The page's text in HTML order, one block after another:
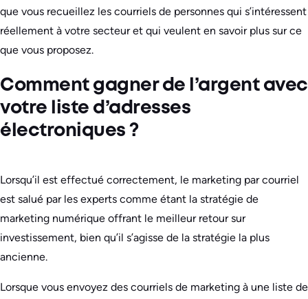
que vous recueillez les courriels de personnes qui s’intéressent
réellement à votre secteur et qui veulent en savoir plus sur ce
que vous proposez.
Comment gagner de l’argent avec
votre liste d’adresses
électroniques ?
Lorsqu’il est effectué correctement, le marketing par courriel
est salué par les experts comme étant la stratégie de
marketing numérique offrant le meilleur retour sur
investissement, bien qu’il s’agisse de la stratégie la plus
ancienne.
Lorsque vous envoyez des courriels de marketing à une liste de